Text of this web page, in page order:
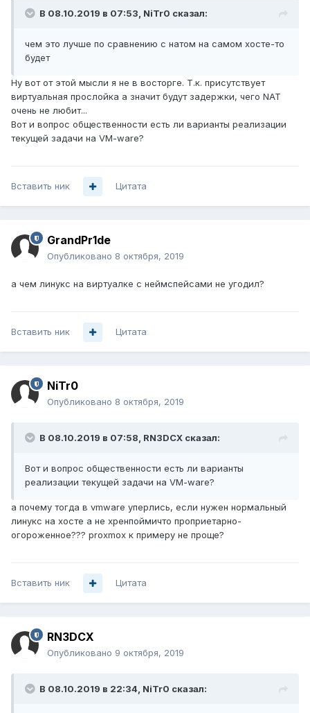
В 08.10.2019 в 07:53, NiTr0 сказал:
чем это лучше по сравнению с натом на самом хосте-то
будет
Ну вот от этой мысли я не в восторге. Т.к. присутствует
виртуальная прослойка а значит будут задержки, чего NAT
очень не любит...
Вот и вопрос общественности есть ли варианты реализации
текущей задачи на VM-ware?
Вставить ник Цитата
GrandPr1de
Опубликовано 8 октября, 2019
а чем линукс на виртуалке с неймспейсами не угодил?
Вставить ник Цитата
NiTr0
Опубликовано 8 октября, 2019
В 08.10.2019 в 07:58, RN3DCX сказал:
Вот и вопрос общественности есть ли варианты
реализации текущей задачи на VM-ware?
а почему тогда в vmware уперлись, если нужен нормальный
линукс на хосте а не хренпоймичто проприетарно-
огороженное??? proxmox к примеру не проще?
Вставить ник Цитата
RN3DCX
Опубликовано 9 октября, 2019
В 08.10.2019 в 22:34, NiTr0 сказал: